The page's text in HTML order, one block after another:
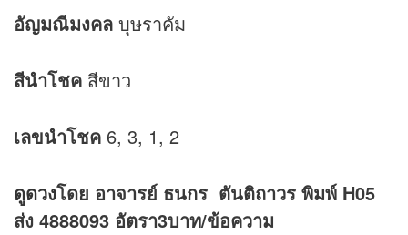
อัญมณีมงคล บุษราคัม
สีนำโชค สีขาว
เลขนำโชค 6, 3, 1, 2
ดูดวงโดย อาจารย์ ธนกร ตันติถาวร พิมพ์ H05
ส่ง 4888093 อัตรา3บาท/ข้อความ